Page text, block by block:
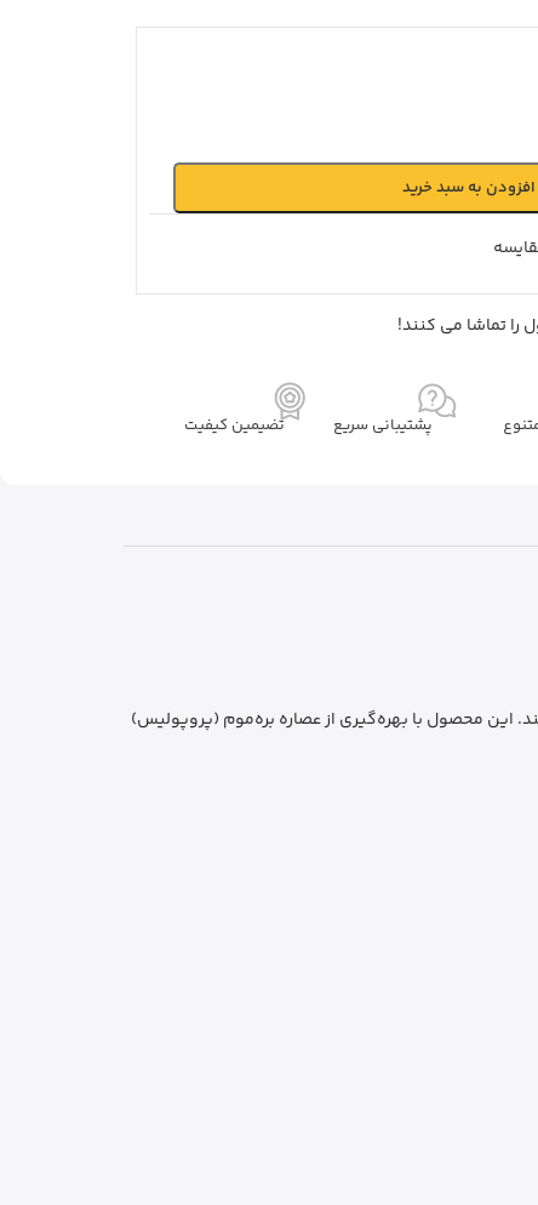
افزودن به سبد خرید
را تماشا می کنند!
پشتیبانی سریع تضیمین کیفیت
این محصول با بهره‌گیری از عصاره بره‌موم (پروپولیس)